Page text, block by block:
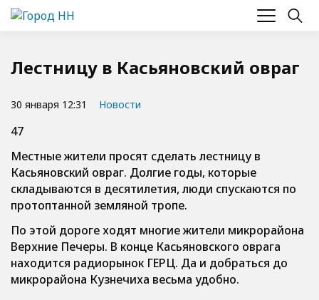
Лестницу в Касьяновский овраг
30 января 12:31 Новости
47
Местные жители просят сделать лестницу в
Касьяновский овраг. Долгие годы, которые
складываются в десятилетия, люди спускаются по
протоптанной земляной тропе.
По этой дороге ходят многие жители микрорайона
Верхние Печеры. В конце Касьяновского оврага
находится радиорынок ГЕРЦ. Да и добраться до
микрорайона Кузнечиха весьма удобно.